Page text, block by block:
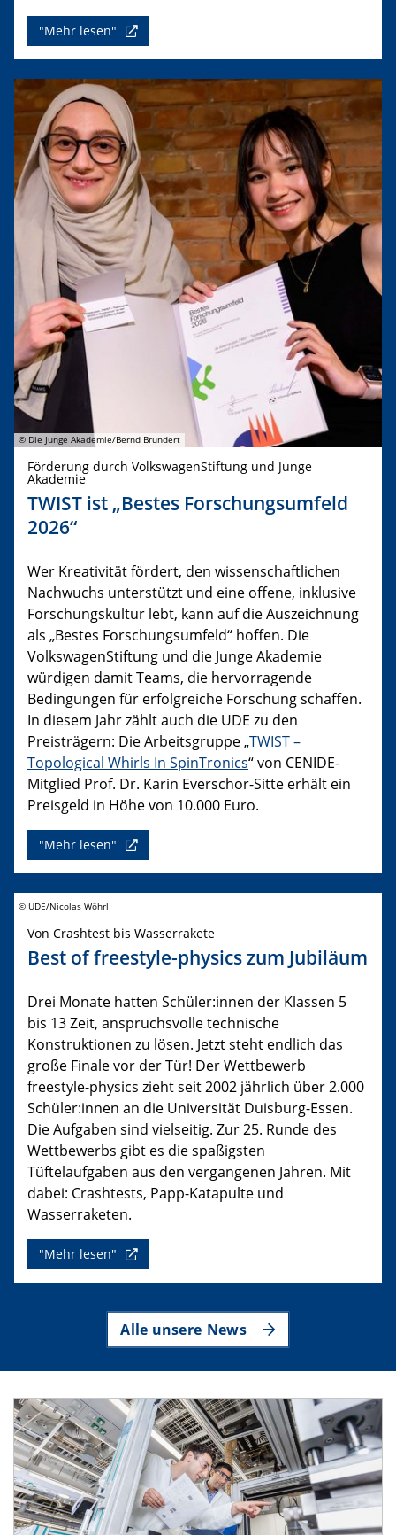
"Mehr lesen"
© Die Junge Akademie/Bernd Brundert
Förderung durch VolkswagenStiftung und Junge
Akademie
TWIST ist „Bestes Forschungsumfeld
2026“
Wer Kreativität fördert, den wissenschaftlichen
Nachwuchs unterstützt und eine offene, inklusive
Forschungskultur lebt, kann auf die Auszeichnung
als „Bestes Forschungsumfeld“ hoffen. Die
VolkswagenStiftung und die Junge Akademie
würdigen damit Teams, die hervorragende
Bedingungen für erfolgreiche Forschung schaffen.
In diesem Jahr zählt auch die UDE zu den
Preisträgern: Die Arbeitsgruppe „TWIST –
Topological Whirls In SpinTronics“ von CENIDE-
Mitglied Prof. Dr. Karin Everschor-Sitte erhält ein
Preisgeld in Höhe von 10.000 Euro.
"Mehr lesen"
© UDE/Nicolas Wöhrl
Von Crashtest bis Wasserrakete
Best of freestyle-physics zum Jubiläum
Drei Monate hatten Schüler:innen der Klassen 5
bis 13 Zeit, anspruchsvolle technische
Konstruktionen zu lösen. Jetzt steht endlich das
große Finale vor der Tür! Der Wettbewerb
freestyle-physics zieht seit 2002 jährlich über 2.000
Schüler:innen an die Universität Duisburg-Essen.
Die Aufgaben sind vielseitig. Zur 25. Runde des
Wettbewerbs gibt es die spaßigsten
Tüftelaufgaben aus den vergangenen Jahren. Mit
dabei: Crashtests, Papp-Katapulte und
Wasserraketen.
"Mehr lesen"
Alle unsere News